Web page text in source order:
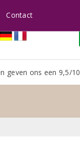
geven ons een 9,5/10
Contact